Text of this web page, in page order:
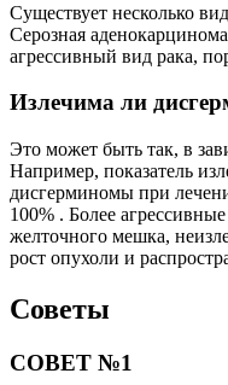
Существует несколько
Серозная
агрессивный вид рака,
Излечима ли
Это может быть так, в
Например, показатель
дисгерминомы при
100% . Более
желточного мешка,
рост опухоли и
Советы
СОВЕТ №1